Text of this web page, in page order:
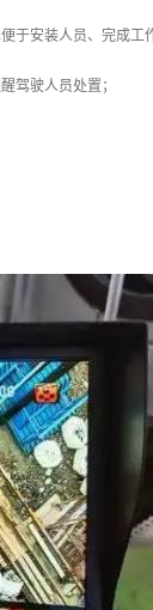
于安装人员、完成工
驾驶人员处置；